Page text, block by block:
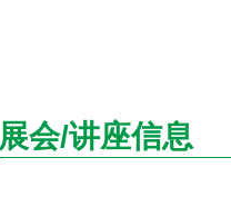
展会/讲座信息